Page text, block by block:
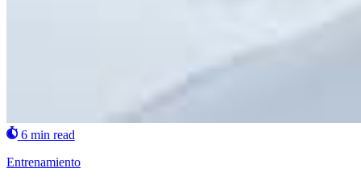
6 min read
Entrenamiento